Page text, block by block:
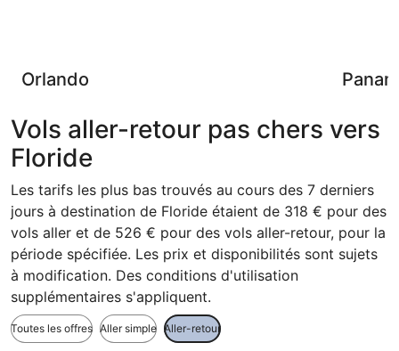
Orlando
Vols aller-retour pas chers vers
Floride
Les tarifs les plus bas trouvés au cours des 7 derniers
jours à destination de Floride étaient de 318 € pour des
vols aller et de 526 € pour des vols aller-retour, pour la
période spécifiée. Les prix et disponibilités sont sujets
à modification. Des conditions d'utilisation
supplémentaires s'appliquent.
Toutes les offres Aller simple Aller-retour